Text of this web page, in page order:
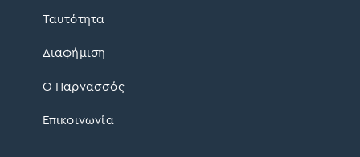
Ταυτότητα
Διαφήμιση
Ο Παρνασσός
Επικοινωνία